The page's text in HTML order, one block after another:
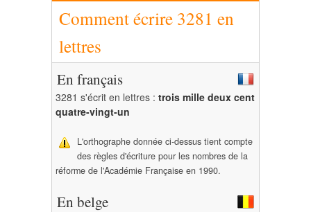
Comment écrire 3281 en
lettres
En français
3281 s'écrit en lettres : trois mille deux cent
quatre-vingt-un
L'orthographe donnée ci-dessus tient compte
des règles d'écriture pour les nombres de la
réforme de l'Académie Française en 1990.
En belge